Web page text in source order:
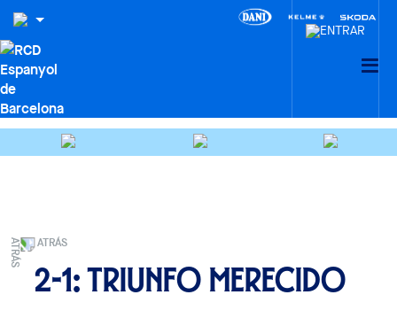
ATRÁS
2-1: Triunfo merecido